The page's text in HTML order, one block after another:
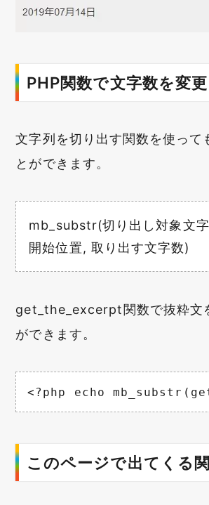
PHP関数で文字数を変更
文字列を切り出す関数を使って
とができます。
mb_substr(切り出し対象文
開始位置, 取り出す文字数)
get_the_excerpt関数で抜粋文
ができます。
<?php echo
このページで出てくる